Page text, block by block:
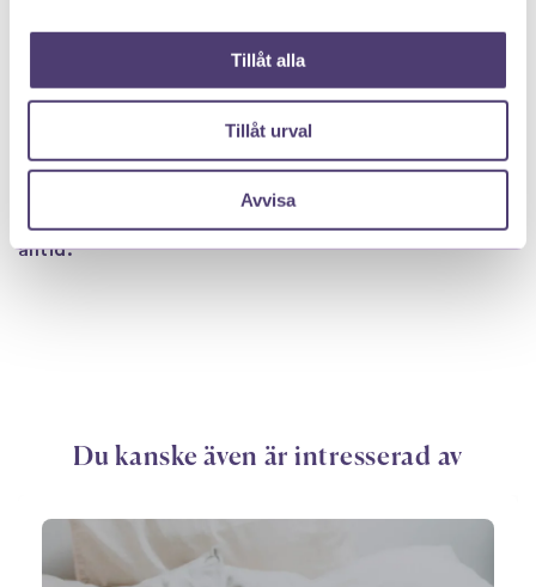
Tillåt alla
Tillåt urval
Avvisa
utdrivningsreflex och för mycket mjölk?
Stark utdrivningsreflex handlar om att mjölken
kommer snabbt och kraftigt när utdrivningen sätter
igång. För mycket mjölk handlar mer om att kroppen
producerar mer mjölk än barnet efterfrågar. De två
alltid.
Du kanske även är intresserad av